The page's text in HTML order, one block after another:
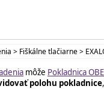
> Fiškálne tlačiarne >
môže Pokladnica
polohu pokladnice